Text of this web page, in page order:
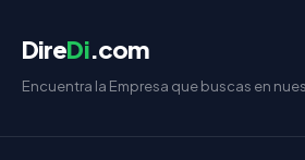
DireDi.com
Encuentra la Empresa que buscas en